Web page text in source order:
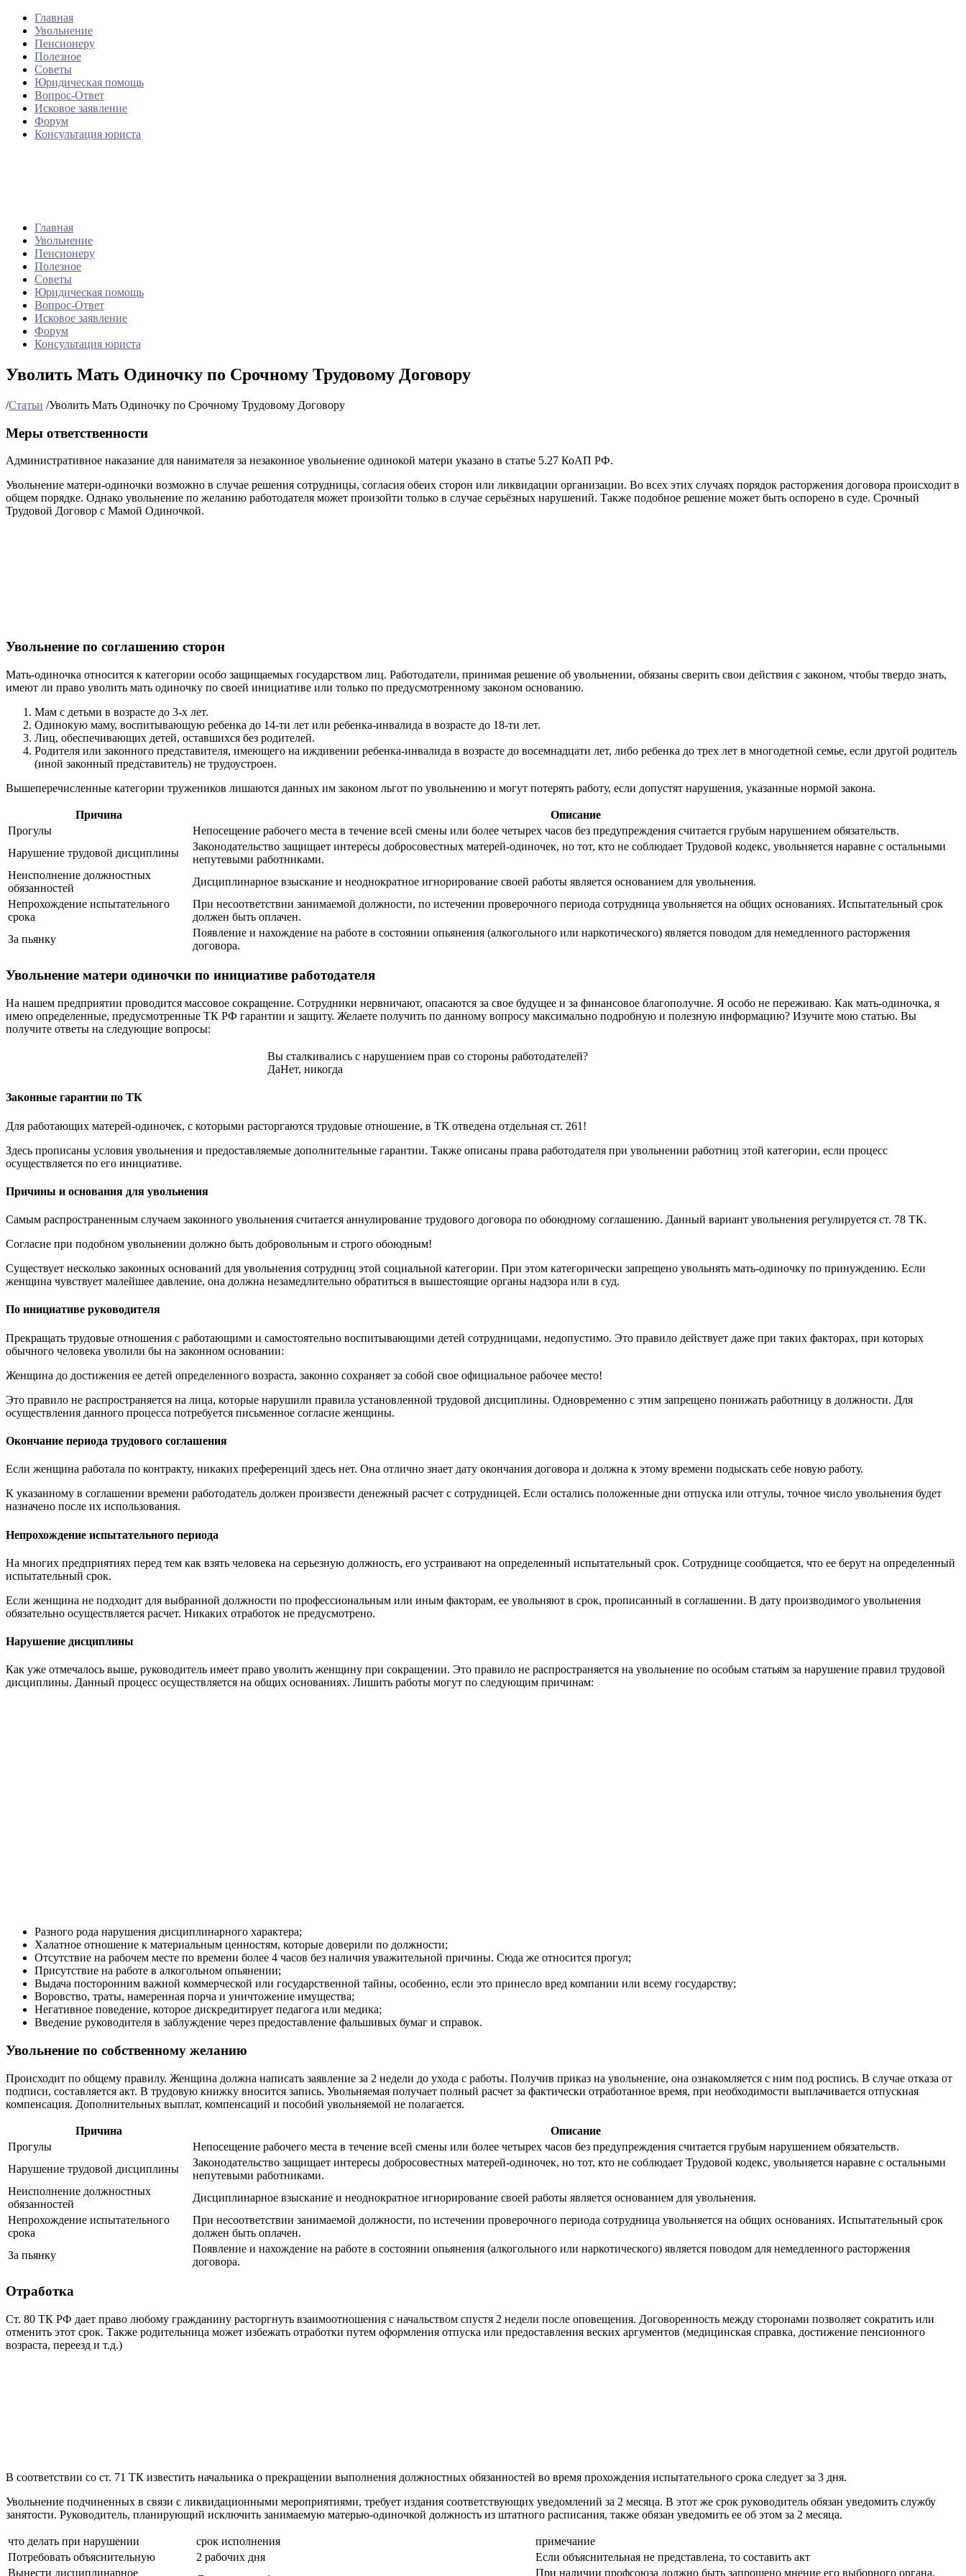
Главная
Увольнение
Пенсионеру
Полезное
Советы
Юридическая помощь
Вопрос-Ответ
Исковое заявление
Форум
Консультация юриста
Главная
Увольнение
Пенсионеру
Полезное
Советы
Юридическая помощь
Вопрос-Ответ
Исковое заявление
Форум
Консультация юриста
Уволить Мать Одиночку по Срочному Трудовому Договору
/Статьи /Уволить Мать Одиночку по Срочному Трудовому Договору
Меры ответственности
Административное наказание для нанимателя за незаконное увольнение одинокой матери указано в статье 5.27 КоАП РФ.
Увольнение матери-одиночки возможно в случае решения сотрудницы, согласия обеих сторон или ликвидации организации. Во всех этих случаях порядок расторжения договора происходит в
общем порядке. Однако увольнение по желанию работодателя может произойти только в случае серьёзных нарушений. Также подобное решение может быть оспорено в суде. Срочный
Трудовой Договор с Мамой Одиночкой.
Увольнение по соглашению сторон
Мать-одиночка относится к категории особо защищаемых государством лиц. Работодатели, принимая решение об увольнении, обязаны сверить свои действия с законом, чтобы твердо знать,
имеют ли право уволить мать одиночку по своей инициативе или только по предусмотренному законом основанию.
Мам с детьми в возрасте до 3-х лет.
Одинокую маму, воспитывающую ребенка до 14-ти лет или ребенка-инвалида в возрасте до 18-ти лет.
Лиц, обеспечивающих детей, оставшихся без родителей.
Родителя или законного представителя, имеющего на иждивении ребенка-инвалида в возрасте до восемнадцати лет, либо ребенка до трех лет в многодетной семье, если другой родитель
(иной законный представитель) не трудоустроен.
Вышеперечисленные категории тружеников лишаются данных им законом льгот по увольнению и могут потерять работу, если допустят нарушения, указанные нормой закона.
Причина
Описание
Прогулы
Непосещение рабочего места в течение всей смены или более четырех часов без предупреждения считается грубым нарушением обязательств.
Нарушение трудовой дисциплины
Законодательство защищает интересы добросовестных матерей-одиночек, но тот, кто не соблюдает Трудовой кодекс, увольняется наравне с остальными
непутевыми работниками.
Неисполнение должностных
обязанностей
Дисциплинарное взыскание и неоднократное игнорирование своей работы является основанием для увольнения.
Непрохождение испытательного
срока
При несоответствии занимаемой должности, по истечении проверочного периода сотрудница увольняется на общих основаниях. Испытательный срок
должен быть оплачен.
За пьянку
Появление и нахождение на работе в состоянии опьянения (алкогольного или наркотического) является поводом для немедленного расторжения
договора.
Увольнение матери одиночки по инициативе работодателя
На нашем предприятии проводится массовое сокращение. Сотрудники нервничают, опасаются за свое будущее и за финансовое благополучие. Я особо не переживаю. Как мать-одиночка, я
имею определенные, предусмотренные ТК РФ гарантии и защиту. Желаете получить по данному вопросу максимально подробную и полезную информацию? Изучите мою статью. Вы
получите ответы на следующие вопросы:
Вы сталкивались с нарушением прав со стороны работодателей?
ДаНет, никогда
Законные гарантии по ТК
Для работающих матерей-одиночек, с которыми расторгаются трудовые отношение, в ТК отведена отдельная ст. 261!
Здесь прописаны условия увольнения и предоставляемые дополнительные гарантии. Также описаны права работодателя при увольнении работниц этой категории, если процесс
осуществляется по его инициативе.
Причины и основания для увольнения
Самым распространенным случаем законного увольнения считается аннулирование трудового договора по обоюдному соглашению. Данный вариант увольнения регулируется ст. 78 ТК.
Согласие при подобном увольнении должно быть добровольным и строго обоюдным!
Существует несколько законных оснований для увольнения сотрудниц этой социальной категории. При этом категорически запрещено увольнять мать-одиночку по принуждению. Если
женщина чувствует малейшее давление, она должна незамедлительно обратиться в вышестоящие органы надзора или в суд.
По инициативе руководителя
Прекращать трудовые отношения с работающими и самостоятельно воспитывающими детей сотрудницами, недопустимо. Это правило действует даже при таких факторах, при которых
обычного человека уволили бы на законном основании:
Женщина до достижения ее детей определенного возраста, законно сохраняет за собой свое официальное рабочее место!
Это правило не распространяется на лица, которые нарушили правила установленной трудовой дисциплины. Одновременно с этим запрещено понижать работницу в должности. Для
осуществления данного процесса потребуется письменное согласие женщины.
Окончание периода трудового соглашения
Если женщина работала по контракту, никаких преференций здесь нет. Она отлично знает дату окончания договора и должна к этому времени подыскать себе новую работу.
К указанному в соглашении времени работодатель должен произвести денежный расчет с сотрудницей. Если остались положенные дни отпуска или отгулы, точное число увольнения будет
назначено после их использования.
Непрохождение испытательного периода
На многих предприятиях перед тем как взять человека на серьезную должность, его устраивают на определенный испытательный срок. Сотруднице сообщается, что ее берут на определенный
испытательный срок.
Если женщина не подходит для выбранной должности по профессиональным или иным факторам, ее увольняют в срок, прописанный в соглашении. В дату производимого увольнения
обязательно осуществляется расчет. Никаких отработок не предусмотрено.
Нарушение дисциплины
Как уже отмечалось выше, руководитель имеет право уволить женщину при сокращении. Это правило не распространяется на увольнение по особым статьям за нарушение правил трудовой
дисциплины. Данный процесс осуществляется на общих основаниях. Лишить работы могут по следующим причинам:
Разного рода нарушения дисциплинарного характера;
Халатное отношение к материальным ценностям, которые доверили по должности;
Отсутствие на рабочем месте по времени более 4 часов без наличия уважительной причины. Сюда же относится прогул;
Присутствие на работе в алкогольном опьянении;
Выдача посторонним важной коммерческой или государственной тайны, особенно, если это принесло вред компании или всему государству;
Воровство, траты, намеренная порча и уничтожение имущества;
Негативное поведение, которое дискредитирует педагога или медика;
Введение руководителя в заблуждение через предоставление фальшивых бумаг и справок.
Увольнение по собственному желанию
Происходит по общему правилу. Женщина должна написать заявление за 2 недели до ухода с работы. Получив приказ на увольнение, она ознакомляется с ним под роспись. В случае отказа от
подписи, составляется акт. В трудовую книжку вносится запись. Увольняемая получает полный расчет за фактически отработанное время, при необходимости выплачивается отпускная
компенсация. Дополнительных выплат, компенсаций и пособий увольняемой не полагается.
Причина
Описание
Прогулы
Непосещение рабочего места в течение всей смены или более четырех часов без предупреждения считается грубым нарушением обязательств.
Нарушение трудовой дисциплины
Законодательство защищает интересы добросовестных матерей-одиночек, но тот, кто не соблюдает Трудовой кодекс, увольняется наравне с остальными
непутевыми работниками.
Неисполнение должностных
обязанностей
Дисциплинарное взыскание и неоднократное игнорирование своей работы является основанием для увольнения.
Непрохождение испытательного
срока
При несоответствии занимаемой должности, по истечении проверочного периода сотрудница увольняется на общих основаниях. Испытательный срок
должен быть оплачен.
За пьянку
Появление и нахождение на работе в состоянии опьянения (алкогольного или наркотического) является поводом для немедленного расторжения
договора.
Отработка
Ст. 80 ТК РФ дает право любому гражданину расторгнуть взаимоотношения с начальством спустя 2 недели после оповещения. Договоренность между сторонами позволяет сократить или
отменить этот срок. Также родительница может избежать отработки путем оформления отпуска или предоставления веских аргументов (медицинская справка, достижение пенсионного
возраста, переезд и т.д.)
В соответствии со ст. 71 ТК известить начальника о прекращении выполнения должностных обязанностей во время прохождения испытательного срока следует за 3 дня.
Увольнение подчиненных в связи с ликвидационными мероприятиями, требует издания соответствующих уведомлений за 2 месяца. В этот же срок руководитель обязан уведомить службу
занятости. Руководитель, планирующий исключить занимаемую матерью-одиночкой должность из штатного расписания, также обязан уведомить ее об этом за 2 месяца.
что делать при нарушении срок исполнения
примечание
Потребовать объяснительную
2 рабочих дня
Если объяснительная не представлена, то составить акт
Вынести дисциплинарное
При наличии профсоюза должно быть запрошено мнение его выборного органа.